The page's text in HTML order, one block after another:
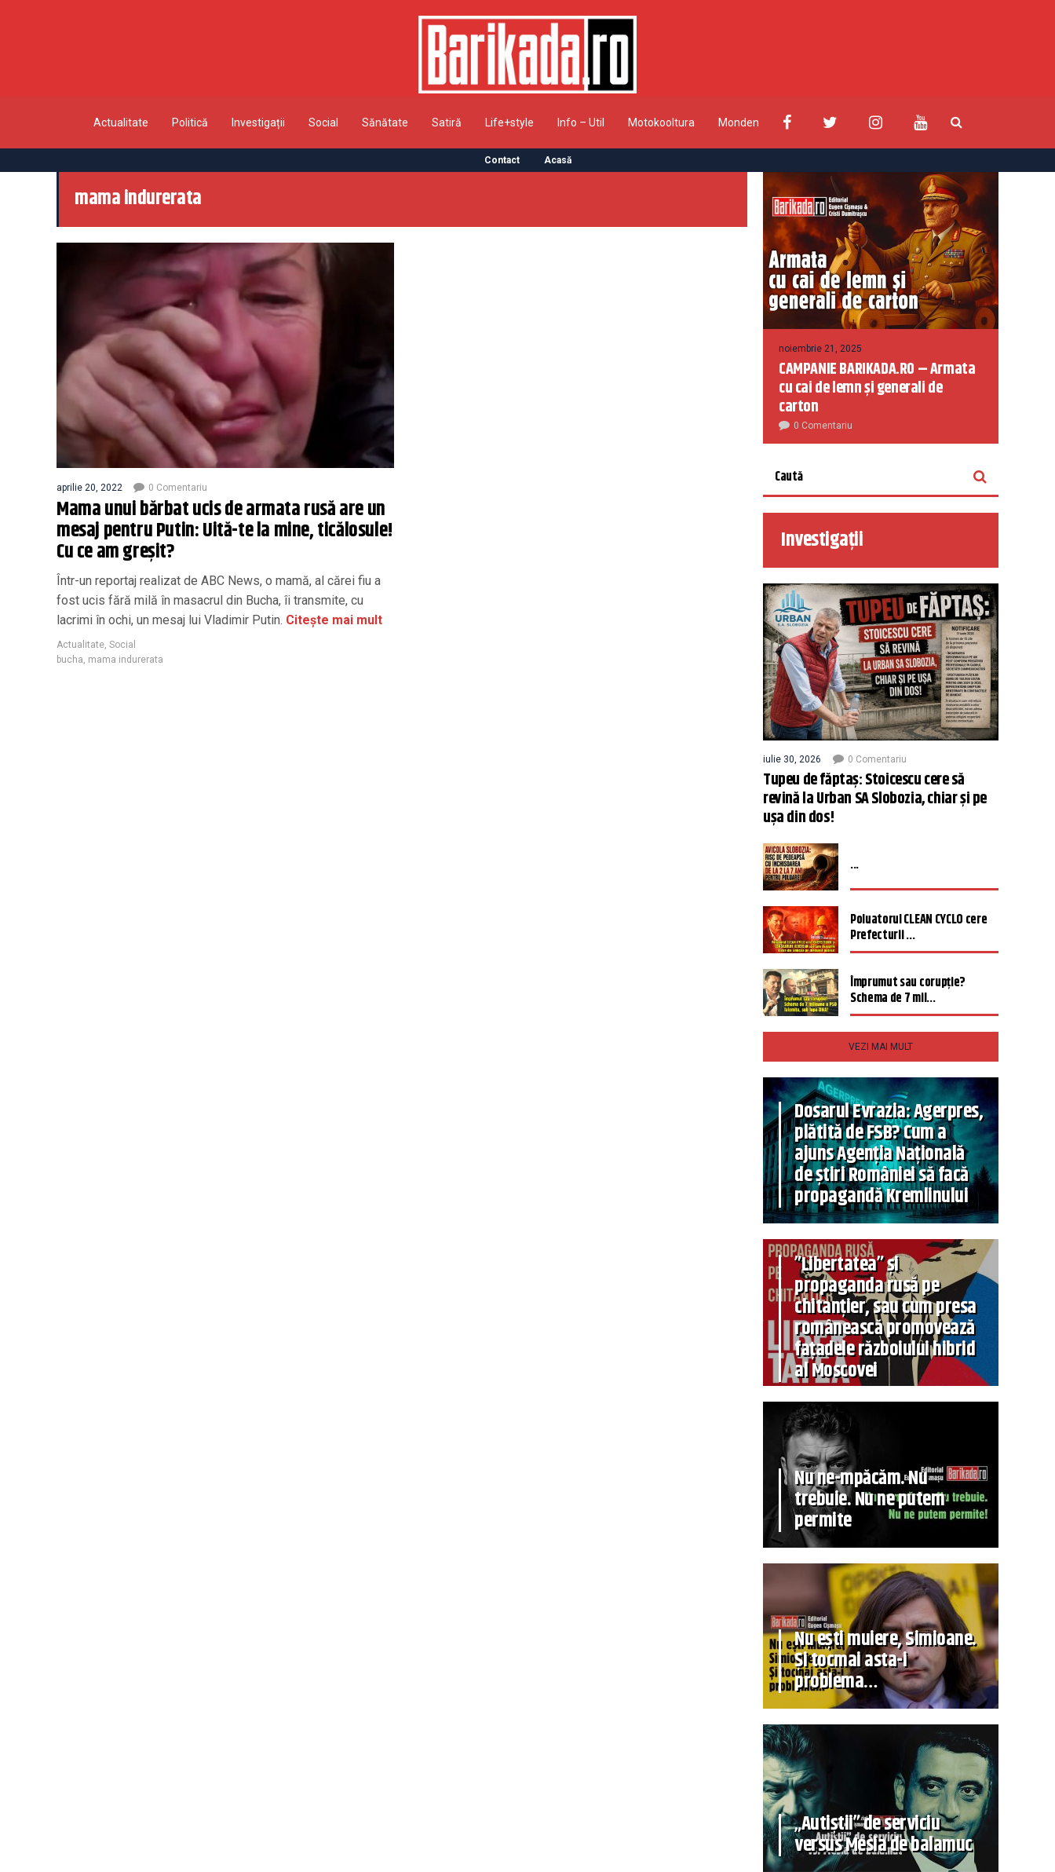
Actualitate Politică Investigații Social Sănătate Satiră Life+style Info – Util Motokooltura Monden
Contact Acasă
mama indurerata
aprilie 20, 2022 0 Comentariu
Mama unui bărbat ucis de armata rusă are un
mesaj pentru Putin: Uită-te la mine, ticălosule!
Cu ce am greșit?
Într-un reportaj realizat de ABC News, o mamă, al cărei fiu a
fost ucis fără milă în masacrul din Bucha, îi transmite, cu
lacrimi în ochi, un mesaj lui Vladimir Putin. Citește mai mult
Actualitate Social
bucha mama indurerata
noiembrie 21, 2025
CAMPANIE BARIKADA.RO – Armata
cu cai de lemn și generali de
carton
0 Comentariu
Investigații
iulie 30, 2026 0 Comentariu
Tupeu de făptaș: Stoicescu cere să
revină la Urban SA Slobozia, chiar și pe
ușa din dos!
...
Poluatorul CLEAN CYCLO cere
Prefecturii ...
Împrumut sau corupție?
Schema de 7 mil...
VEZI MAI MULT
Dosarul Evrazia: Agerpres,
plătită de FSB? Cum a
ajuns Agenția Națională
de știri României să facă
propagandă Kremlinului
”Libertatea” și
propaganda rusă pe
chitanțier, sau cum presa
românească promovează
fațadele războiului hibrid
al Moscovei
Nu ne-mpăcăm. Nu
trebuie. Nu ne putem
permite
Nu ești muiere, Simioane.
Și tocmai asta-i
problema…
„Autiștii” de serviciu
versus Mesia de balamuc